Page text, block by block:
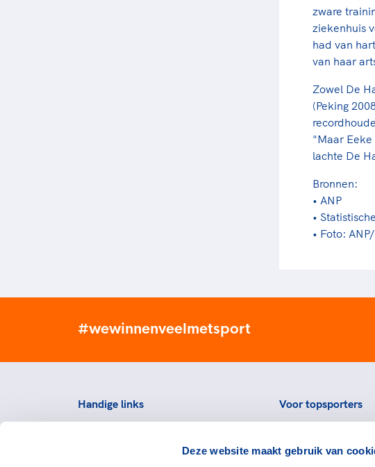
Deze website maakt gebruik van
zware
ziekenhuis
had van
van haar
Zowel De
(Peking
"Maar
lachte De
Bronnen:
• ANP
•
• Foto:
#wewinnenveelmetsport
Handige links
Voor topsporters
Voorzieningen